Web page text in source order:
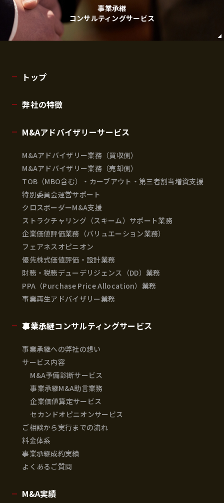
事業承継
コンサルティングサービス
トップ
弊社の特徴
M&Aアドバイザリーサービス
M&Aアドバイザリー業務（買収側）
M&Aアドバイザリー業務（売却側）
TOB（MBO含む）・カーブアウト・第三者割当増資支援
特別委員会運営サポート
クロスボーダーM&A支援
ストラクチャリング（スキーム）サポート業務
企業価値評価業務（バリュエーション業務）
フェアネスオピニオン
優先株式価値評価・設計業務
財務・税務デューデリジェンス（DD）業務
PPA（Purchase Price Allocation）業務
事業再生アドバイザリー業務
事業承継コンサルティングサービス
事業承継への弊社の想い
サービス内容
M&A予備診断サービス
事業承継M&A助言業務
企業価値算定サービス
セカンドオピニオンサービス
ご相談から実行までの流れ
料金体系
事業承継成約実績
よくあるご質問
M&A実績